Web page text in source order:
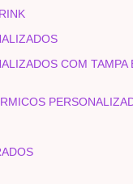
COM TAMPA